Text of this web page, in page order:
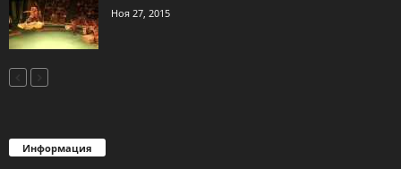
Ноя 27, 2015
Информация